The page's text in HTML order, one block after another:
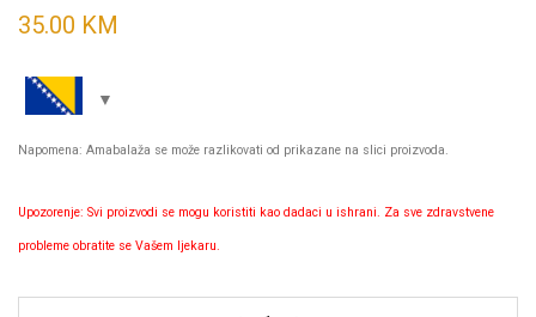
35.00 KM
Napomena: Amabalaža se može razlikovati od prikazane na slici proizvoda.
Upozorenje: Svi proizvodi se mogu koristiti kao dadaci u ishrani. Za sve zdravstvene
probleme obratite se Vašem ljekaru.